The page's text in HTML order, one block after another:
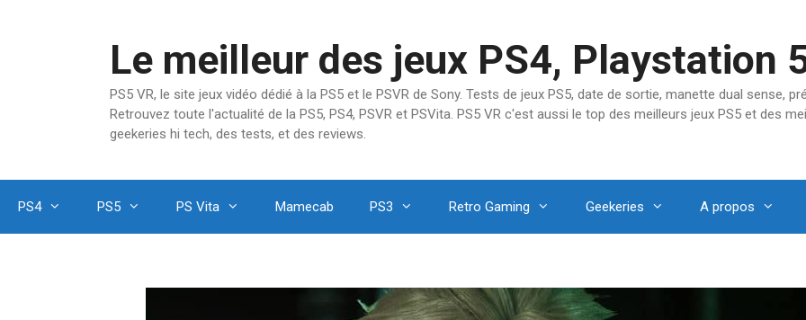
Le meilleur des jeux PS4, Playstation
PS5 VR, le site jeux vidéo dédié à la PS5 et le PSVR de Sony. Tests de jeux PS5, date de sortie, manette dual sense,
Retrouvez toute l'actualité de la PS5, PS4, PSVR et PSVita. PS5 VR c'est aussi le top des meilleurs jeux PS5 et des
geekeries hi tech, des tests, et des reviews.
PS4 PS5 PS Vita Mamecab PS3 Retro Gaming Geekeries A propos